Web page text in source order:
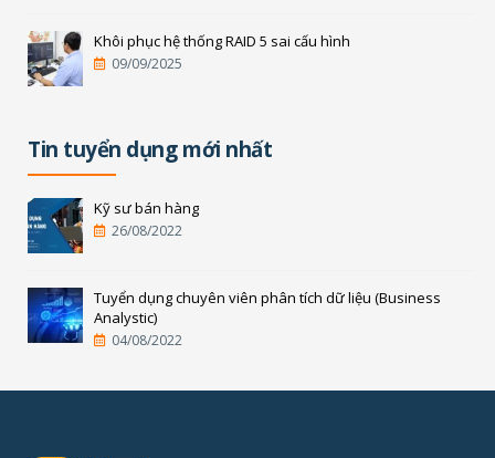
Khôi phục hệ thống RAID 5 sai cấu hình
09/09/2025
Tin tuyển dụng mới nhất
Kỹ sư bán hàng
26/08/2022
Tuyển dụng chuyên viên phân tích dữ liệu (Business
Analystic)
04/08/2022